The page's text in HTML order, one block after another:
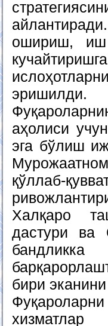
ошириш, иш
эришилди.
аҳолиси
эга бўлиш
қўллаб-
Халқаро
дастури ва
бири